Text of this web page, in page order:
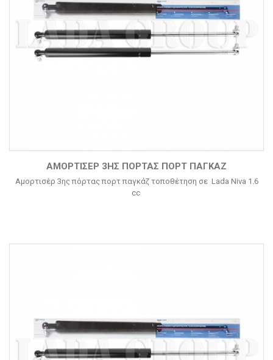
ΑΜΟΡΤΙΣΈΡ 3ΗΣ ΠΌΡΤΑΣ ΠΟΡΤ ΠΑΓΚΆΖ
Αμορτισέρ 3ης πόρτας πορτ παγκάζ τοποθέτηση σε Lada Niva 1.6
cc